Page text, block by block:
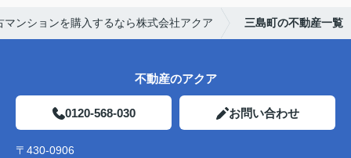
マンションを購入するなら株式会社アクア 三島町の不動産一覧
不動産のアクア
0120-568-030 お問い合わせ
〒430-0906